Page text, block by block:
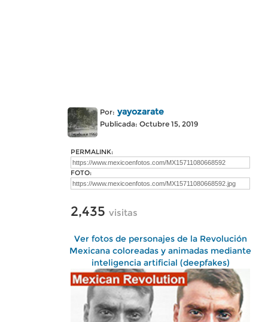
Por: yayozarate
Publicada: Octubre 15, 2019
PERMALINK:
FOTO:
2,435 visitas
Ver fotos de personajes de la Revolución
Mexicana coloreadas y animadas mediante
inteligencia artificial (deepfakes)